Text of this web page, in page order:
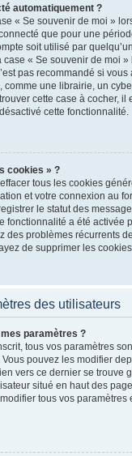
automatiquement ?
« Se souvenir de moi »
que pour une
soit utilisé par
« Se souvenir de moi »
pas recommandé si vous
une librairie, un
cette case à cocher, il
cette fonctionnalité.
cookies » ?
tous les cookies
et votre connexion au
le statut des
fonctionnalité a été activée
des problèmes récurrents
de supprimer les
des utilisateurs
paramètres ?
tous vos paramètres
pouvez les modifier
vers ce dernier se trouve
situé en haut des
tous vos paramètres